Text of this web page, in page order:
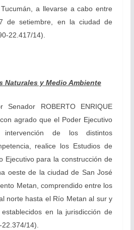
a llevarse a cabo entre
de setiembre, en la ciudad de
22.417/14).
Naturales y Medio Ambiente
Senador ROBERTO ENRIQUE
agrado que el Poder Ejecutivo
de los distintos
realice los Estudios de
Ejecutivo para la construcción de
oeste de la ciudad de San José
Metan, comprendido entre los
norte hasta el Río Metan al sur y
en la jurisdicción de
22.374/14).